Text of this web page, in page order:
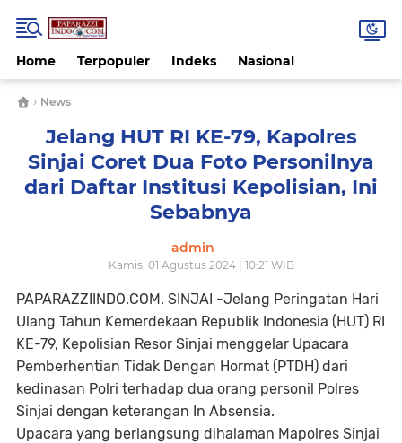
Home Terpopuler Indeks Nasional
› News
Jelang HUT RI KE-79, Kapolres
Sinjai Coret Dua Foto Personilnya
dari Daftar Institusi Kepolisian, Ini
Sebabnya
admin
Kamis, 01 Agustus 2024 | 10:21 WIB
PAPARAZZIINDO.COM. SINJAI -Jelang Peringatan Hari
Ulang Tahun Kemerdekaan Republik Indonesia (HUT) RI
KE-79, Kepolisian Resor Sinjai menggelar Upacara
Pemberhentian Tidak Dengan Hormat (PTDH) dari
kedinasan Polri terhadap dua orang personil Polres
Sinjai dengan keterangan In Absensia.
Upacara yang berlangsung dihalaman Mapolres Sinjai